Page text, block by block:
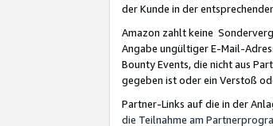
der Kunde in der
Amazon zahlt keine
Angabe ungültiger E-Mail-
Bounty Events, die nicht aus
gegeben ist oder ein Verstoß
Partner-Links auf die in der
die Teilnahme am